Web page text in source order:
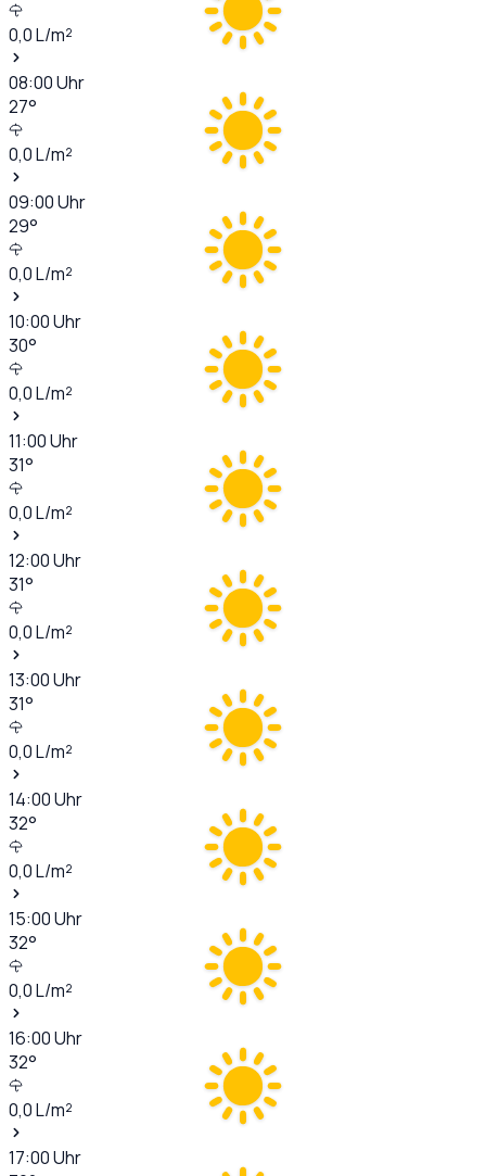
0,0L/m²
08:00Uhr
27°
0,0L/m²
09:00Uhr
29°
0,0L/m²
10:00Uhr
30°
0,0L/m²
11:00Uhr
31°
0,0L/m²
12:00Uhr
31°
0,0L/m²
13:00Uhr
31°
0,0L/m²
14:00Uhr
32°
0,0L/m²
15:00Uhr
32°
0,0L/m²
16:00Uhr
32°
0,0L/m²
17:00Uhr